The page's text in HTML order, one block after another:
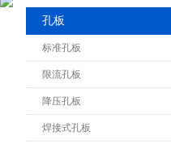
孔板
标准孔板
限流孔板
降压孔板
焊接式孔板